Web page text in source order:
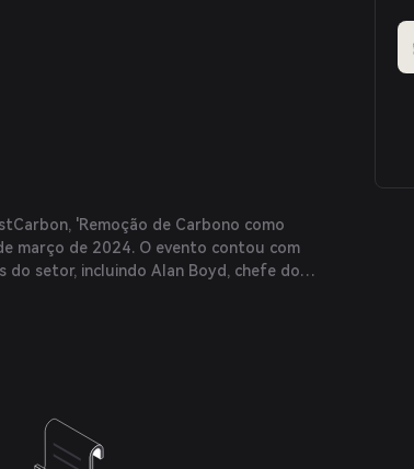
'Remoção de Carbono como
março de 2024. O evento contou com
do setor, incluindo Alan Boyd, chefe do
e investimento da Microsoft.